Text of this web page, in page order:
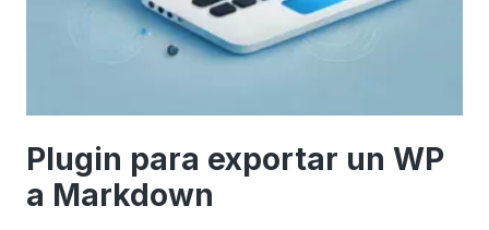
Plugin para exportar un WP
a Markdown